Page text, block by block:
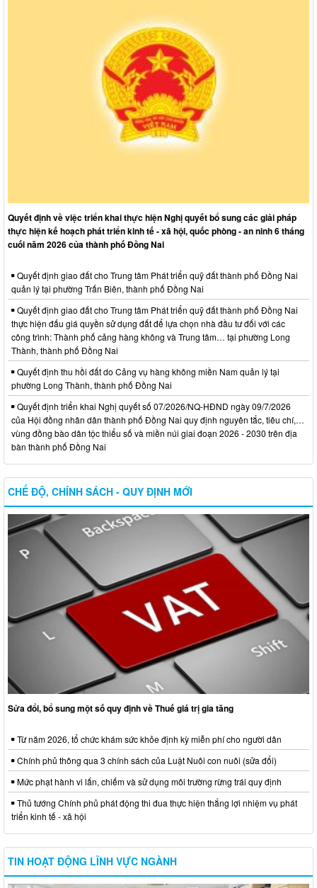
Quyết định về việc triển khai thực hiện Nghị quyết bổ sung các giải pháp
thực hiện kế hoạch phát triển kinh tế - xã hội, quốc phòng - an ninh 6 tháng
cuối năm 2026 của thành phố Đồng Nai
Quyết định giao đất cho Trung tâm Phát triển quỹ đất thành phố Đồng Nai
quản lý tại phường Trấn Biên, thành phố Đồng Nai
Quyết định giao đất cho Trung tâm Phát triển quỹ đất thành phố Đồng Nai
thực hiện đấu giá quyền sử dụng đất để lựa chọn nhà đầu tư đối với các
công trình: Thành phố cảng hàng không và Trung tâm… tại phường Long
Thành, thành phố Đồng Nai
Quyết định thu hồi đất do Cảng vụ hàng không miền Nam quản lý tại
phường Long Thành, thành phố Đồng Nai
Quyết định triển khai Nghị quyết số 07/2026/NQ-HĐND ngày 09/7/2026
của Hội đồng nhân dân thành phố Đồng Nai quy định nguyên tắc, tiêu chí,…
vùng đồng bào dân tộc thiểu số và miền núi giai đoạn 2026 - 2030 trên địa
bàn thành phố Đồng Nai
CHẾ ĐỘ, CHÍNH SÁCH - QUY ĐỊNH MỚI
Sửa đổi, bổ sung một số quy định về Thuế giá trị gia tăng
Từ năm 2026, tổ chức khám sức khỏe định kỳ miễn phí cho người dân
Chính phủ thông qua 3 chính sách của Luật Nuôi con nuôi (sửa đổi)
Mức phạt hành vi lấn, chiếm và sử dụng môi trường rừng trái quy định
Thủ tướng Chính phủ phát động thi đua thực hiện thắng lợi nhiệm vụ phát
triển kinh tế - xã hội
TIN HOẠT ĐỘNG LĨNH VỰC NGÀNH